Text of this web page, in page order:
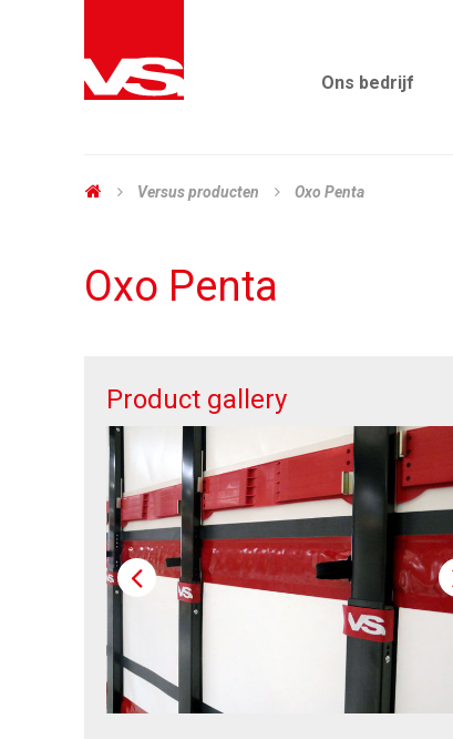
Ons bedrijf
Versus producten Oxo Penta
Oxo Penta
Product gallery